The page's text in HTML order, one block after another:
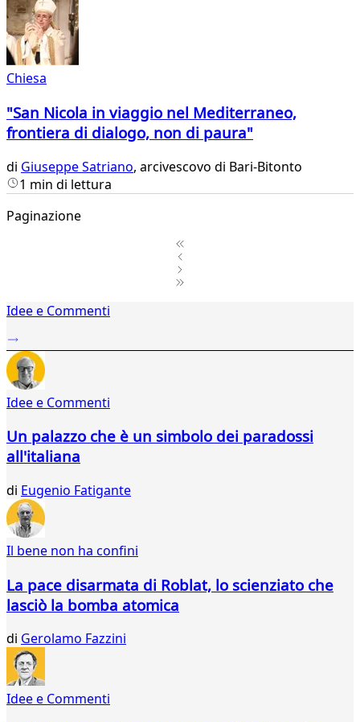
Chiesa
"San Nicola in viaggio nel Mediterraneo,
frontiera di dialogo, non di paura"
di Giuseppe Satriano, arcivescovo di Bari-Bitonto
1 min di lettura
Paginazione
2Idee e Commenti
Idee e Commenti
Un palazzo che è un simbolo dei paradossi
all'italiana
di Eugenio Fatigante
Il bene non ha confini
La pace disarmata di Roblat, lo scienziato che
lasciò la bomba atomica
di Gerolamo Fazzini
Idee e Commenti